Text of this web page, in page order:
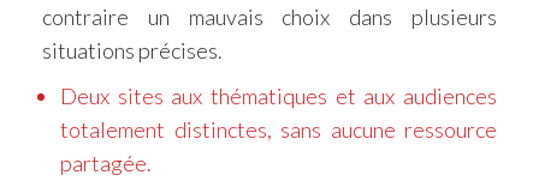
contraire un mauvais choix dans plusieurs
situations précises.
Deux sites aux thématiques et aux audiences
totalement distinctes, sans aucune ressource
partagée.